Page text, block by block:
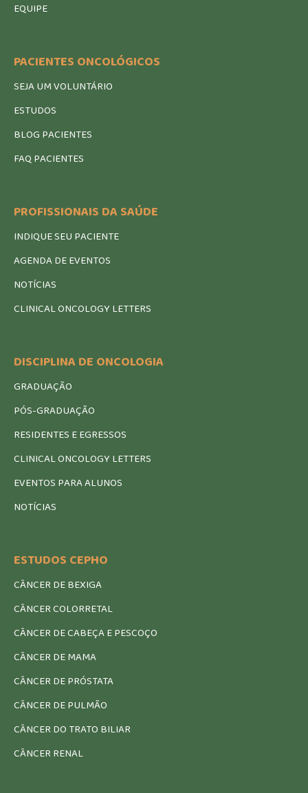
EQUIPE
PACIENTES ONCOLÓGICOS
SEJA UM VOLUNTÁRIO
ESTUDOS
BLOG PACIENTES
FAQ PACIENTES
PROFISSIONAIS DA SAÚDE
INDIQUE SEU PACIENTE
AGENDA DE EVENTOS
NOTÍCIAS
CLINICAL ONCOLOGY LETTERS
DISCIPLINA DE ONCOLOGIA
GRADUAÇÃO
PÓS-GRADUAÇÃO
RESIDENTES E EGRESSOS
CLINICAL ONCOLOGY LETTERS
EVENTOS PARA ALUNOS
NOTÍCIAS
ESTUDOS CEPHO
CÂNCER DE BEXIGA
CÂNCER COLORRETAL
CÂNCER DE CABEÇA E PESCOÇO
CÂNCER DE MAMA
CÂNCER DE PRÓSTATA
CÂNCER DE PULMÃO
CÂNCER DO TRATO BILIAR
CÂNCER RENAL